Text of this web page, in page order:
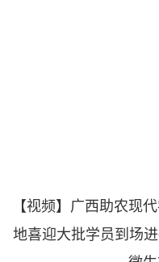
【视频】广西助农现
地喜迎大批学员到场